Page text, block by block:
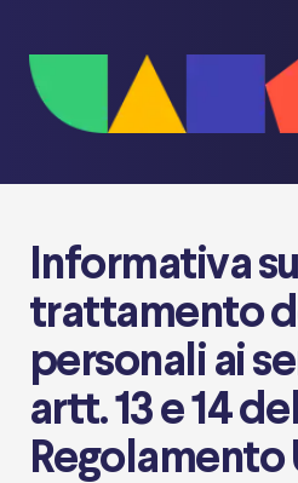
Informativa sul
trattamento
personali ai
artt. 13 e 14 del
Regolamento